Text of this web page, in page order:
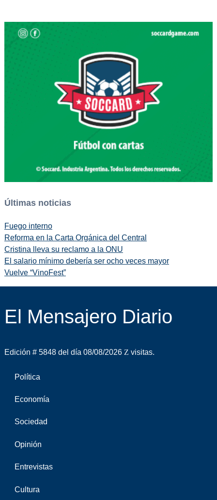
Últimas noticias
Fuego interno
Reforma en la Carta Orgánica del Central
Cristina lleva su reclamo a la ONU
El salario mínimo debería ser ocho veces mayor
Vuelve “VinoFest”
El Mensajero Diario
Edición # 5848 del día 08/08/2026 visitas.
Política
Economía
Sociedad
Opinión
Entrevistas
Cultura